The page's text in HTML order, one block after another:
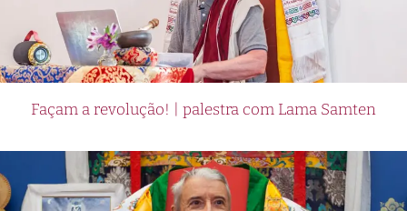
Up Casino es su interfaz amigable y fácil de usar.
Los jugadores peruanos pueden disfrutar de una
experiencia de juego sin problemas, ya sea que
dispositivo móvil. Además, el casino ofrece
confiables, lo que facilita aún más el proceso de
depósito y retiro de fondos.
Façam a revolução! | palestra com Lama Samten